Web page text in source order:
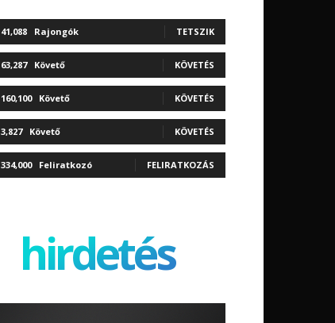
41,088 Rajongók TETSZIK
63,287 Követő KÖVETÉS
160,100 Követő KÖVETÉS
3,827 Követő KÖVETÉS
334,000 Feliratkozó FELIRATKOZÁS
hirdetés